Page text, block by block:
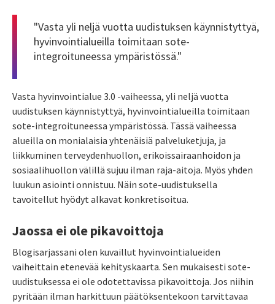
"Vasta yli neljä vuotta uudistuksen käynnistyttyä,
hyvinvointialueilla toimitaan sote-
integroituneessa ympäristössä."
Vasta hyvinvointialue 3.0 -vaiheessa, yli neljä vuotta
uudistuksen käynnistyttyä, hyvinvointialueilla toimitaan
sote-integroituneessa ympäristössä. Tässä vaiheessa
alueilla on monialaisia yhtenäisiä palveluketjuja, ja
liikkuminen terveydenhuollon, erikoissairaanhoidon ja
sosiaalihuollon välillä sujuu ilman raja-aitoja. Myös yhden
luukun asiointi onnistuu. Näin sote-uudistuksella
tavoitellut hyödyt alkavat konkretisoitua.
Jaossa ei ole pikavoittoja
Blogisarjassani olen kuvaillut hyvinvointialueiden
vaiheittain etenevää kehityskaarta. Sen mukaisesti sote-
uudistuksessa ei ole odotettavissa pikavoittoja. Jos niihin
pyritään ilman harkittuun päätöksentekoon tarvittavaa